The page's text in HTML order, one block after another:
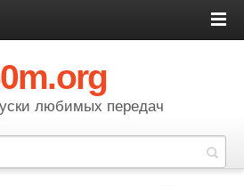
любимых передач